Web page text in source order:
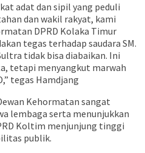
adat dan sipil yang peduli
dan wakil rakyat, kami
DPRD Kolaka Timur
tegas terhadap saudara SM.
tidak bisa diabaikan. Ini
tetapi menyangkut marwah
tegas Hamdjang
Kehormatan sangat
lembaga serta menunjukkan
Koltim menjunjung tinggi
publik.